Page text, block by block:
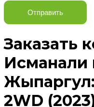
Отправить
Заказать
Исманали
2WD